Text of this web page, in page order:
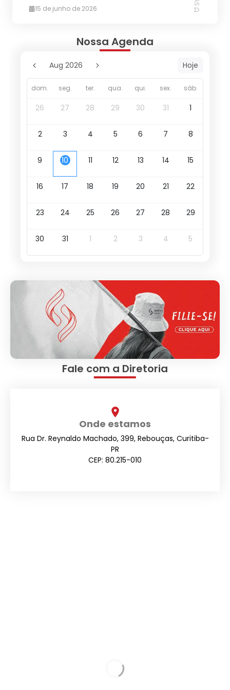
15 de junho de 2026
Nossa Agenda
Aug 2026 Hoje
dom. seg. ter. qua. qui. sex. sáb.
26 27 28 29 30 31 1
2 3 4 5 6 7 8
9 10 11 12 13 14 15
16 17 18 19 20 21 22
23 24 25 26 27 28 29
30 31 1 2 3 4 5
Fale com a Diretoria
Onde estamos
Rua Dr. Reynaldo Machado, 399, Rebouças, Curitiba-
PR
CEP: 80.215-010